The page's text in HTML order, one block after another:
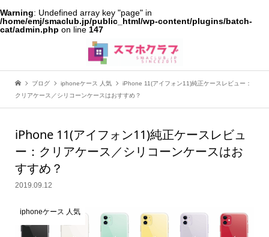
Warning: Undefined array key "page" in
/home/emj/smaclub.jp/public_html/wp-content/plugins/batch-
cat/admin.php on line 147
ブログ iphoneケース 人気
iPhone 11(アイフォン11)純正ケースレビュー：
クリアケース／シリコーンケースはおすすめ？
iPhone 11(アイフォン11)純正ケースレビュ
ー：クリアケース／シリコーンケースはお
すすめ？
2019.09.12
iphoneケース 人気